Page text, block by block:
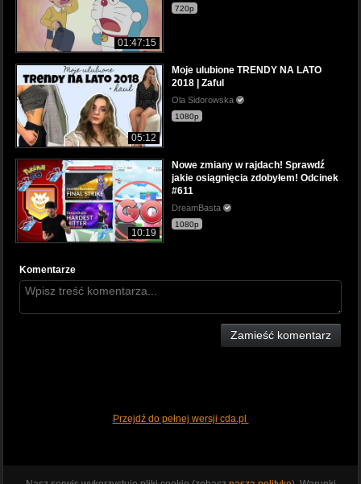
01:47:15
720p
05:12
Moje ulubione TRENDY NA LATO
2018 | Zaful
Ola Sidorowska
1080p
10:19
Nowe zmiany w rajdach! Sprawdź
jakie osiągnięcia zdobyłem! Odcinek
#611
DreamBasta
1080p
Komentarze
Zamieść komentarz
Przejdź do pełnej wersji cda.pl